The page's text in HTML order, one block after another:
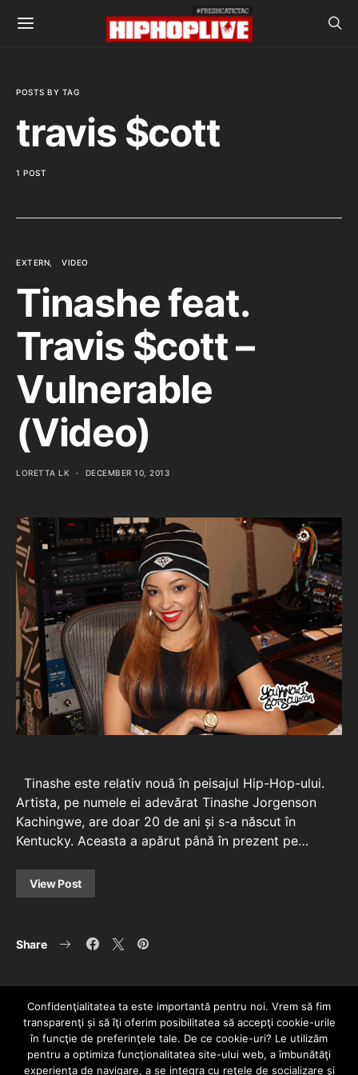
POSTS BY TAG
travis $cott
1 POST
EXTERN VIDEO
Tinashe feat.
Travis $cott –
Vulnerable
(Video)
LORETTA LK DECEMBER 10, 2013
Tinashe este relativ nouă în peisajul Hip-Hop-ului.
Artista, pe numele ei adevărat Tinashe Jorgenson
Kachingwe, are doar 20 de ani și s-a născut în
Kentucky. Aceasta a apărut până în prezent pe…
View Post
Share
Confidenţialitatea ta este importantă pentru noi. Vrem să fim
transparenţi și să îţi oferim posibilitatea să accepţi cookie-urile
în funcţie de preferinţele tale. De ce cookie-uri? Le utilizăm
pentru a optimiza funcţionalitatea site-ului web, a îmbunătăţi
experienţa de navigare, a se integra cu reţele de socializare şi